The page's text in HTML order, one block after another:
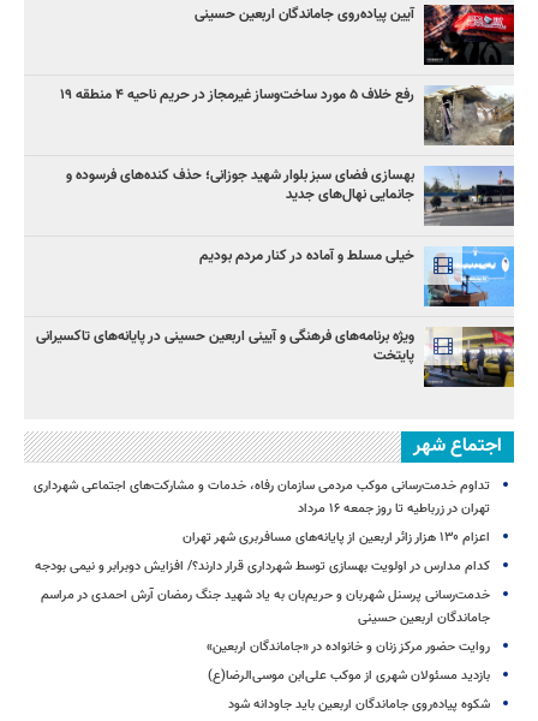
آیین پیاده‌روی جاماندگان اربعین حسینی
رفع خلاف ۵ مورد ساخت‌وساز غیرمجاز در حریم ناحیه ۴ منطقه ۱۹
بهسازی فضای سبز بلوار شهید جوزانی؛ حذف کنده‌های فرسوده و
جانمایی نهال‌های جدید
خیلی مسلط و آماده در کنار مردم بودیم
ویژه برنامه‌های فرهنگی و آیینی اربعین حسینی در پایانه‌های تاکسیرانی
پایتخت
اجتماع شهر
تداوم خدمت‌رسانی موکب مردمی سازمان رفاه، خدمات و مشارکت‌های اجتماعی شهرداری
تهران در زرباطیه تا روز جمعه ۱۶ مرداد
اعزام ۱۳۰ هزار زائر اربعین از پایانه‌های مسافربری شهر تهران
کدام مدارس در اولویت بهسازی توسط شهرداری قرار دارند؟/ افزایش دوبرابر و نیمی بودجه
خدمت‌رسانی پرسنل شهربان و حریم‌بان به یاد شهید جنگ رمضان آرش احمدی در مراسم
جاماندگان اربعین حسینی
روایت حضور مرکز زنان و خانواده در «جاماندگان اربعین»
بازدید مسئولان شهری از موکب علی‌ابن موسی‌الرضا(ع)
شکوه پیاده‌روی جاماندگان اربعین باید جاودانه شود